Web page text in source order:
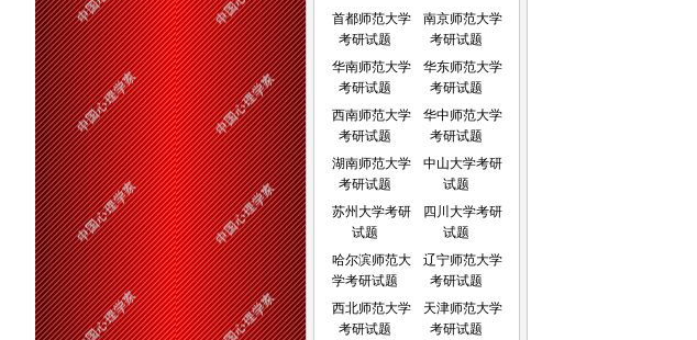
首都师范大学
考研试题
南京师范大学
考研试题
华南师范大学
考研试题
华东师范大学
考研试题
西南师范大学
考研试题
华中师范大学
考研试题
湖南师范大学
考研试题
中山大学考研
试题
苏州大学考研
试题
四川大学考研
试题
哈尔滨师范大
学考研试题
辽宁师范大学
考研试题
西北师范大学
考研试题
天津师范大学
考研试题